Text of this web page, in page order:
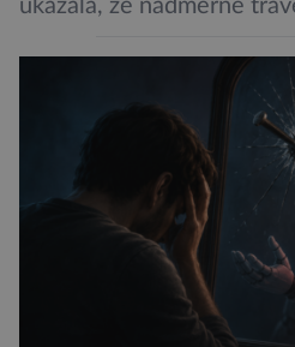
ukázala, že nadměrné
vede k zanedbávání
se jí 900 dospělých
posledním roce alespoň
her, sledování
sítí […]